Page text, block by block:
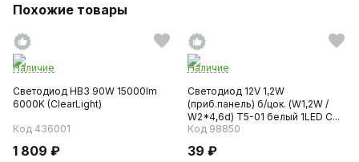
Похожие товары
Наличие
Светодиод HB3 90W 15000lm
6000K (ClearLight)
Код 436001
1 809 ₽
Наличие
Светодиод 12V 1,2W
(приб.панель) б/цок. (W1,2W /
W2*4,6d) T5-01 белый 1LED C...
Код 98850
39 ₽